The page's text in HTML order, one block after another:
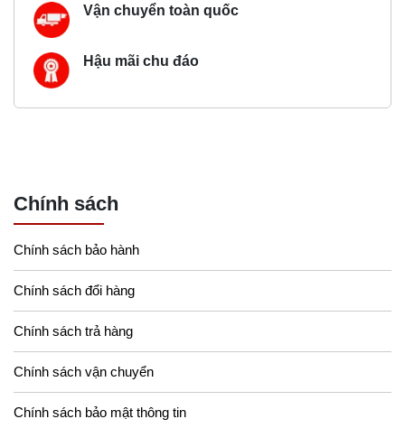
Vận chuyển toàn quốc
Hậu mãi chu đáo
Chính sách
Chính sách bảo hành
Chính sách đổi hàng
Chính sách trả hàng
Chính sách vận chuyển
Chính sách bảo mật thông tin